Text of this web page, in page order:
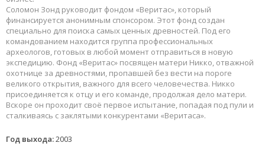
Соломон Зонд руководит фондом «Веритас», который
финансируется анонимным спонсором. Этот фонд создан
специально для поиска самых ценных древностей. Под его
командованием находится группа профессиональных
археологов, готовых в любой момент отправиться в новую
экспедицию. Фонд «Веритас» посвящен матери Никко, отважной
охотнице за древностями, пропавшей без вести на пороге
великого открытия, важного для всего человечества. Никко
присоединяется к отцу и его команде, продолжая дело матери.
Вскоре он проходит своё первое испытание, попадая под пули и
сталкиваясь с заклятыми конкурентами «Веритаса».
Год выхода:2003